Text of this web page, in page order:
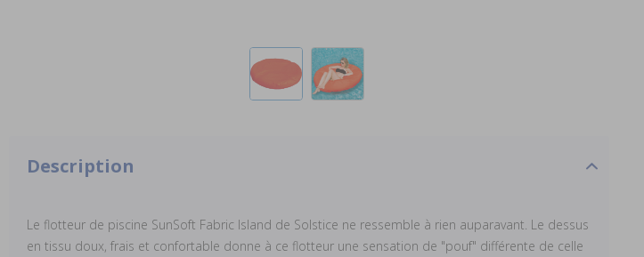
Description
Le flotteur de piscine SunSoft Fabric Island de Solstice ne ressemble à rien auparavant. Le dessus
en tissu doux, frais et confortable donne à ce flotteur une sensation de "pouf" différente de celle